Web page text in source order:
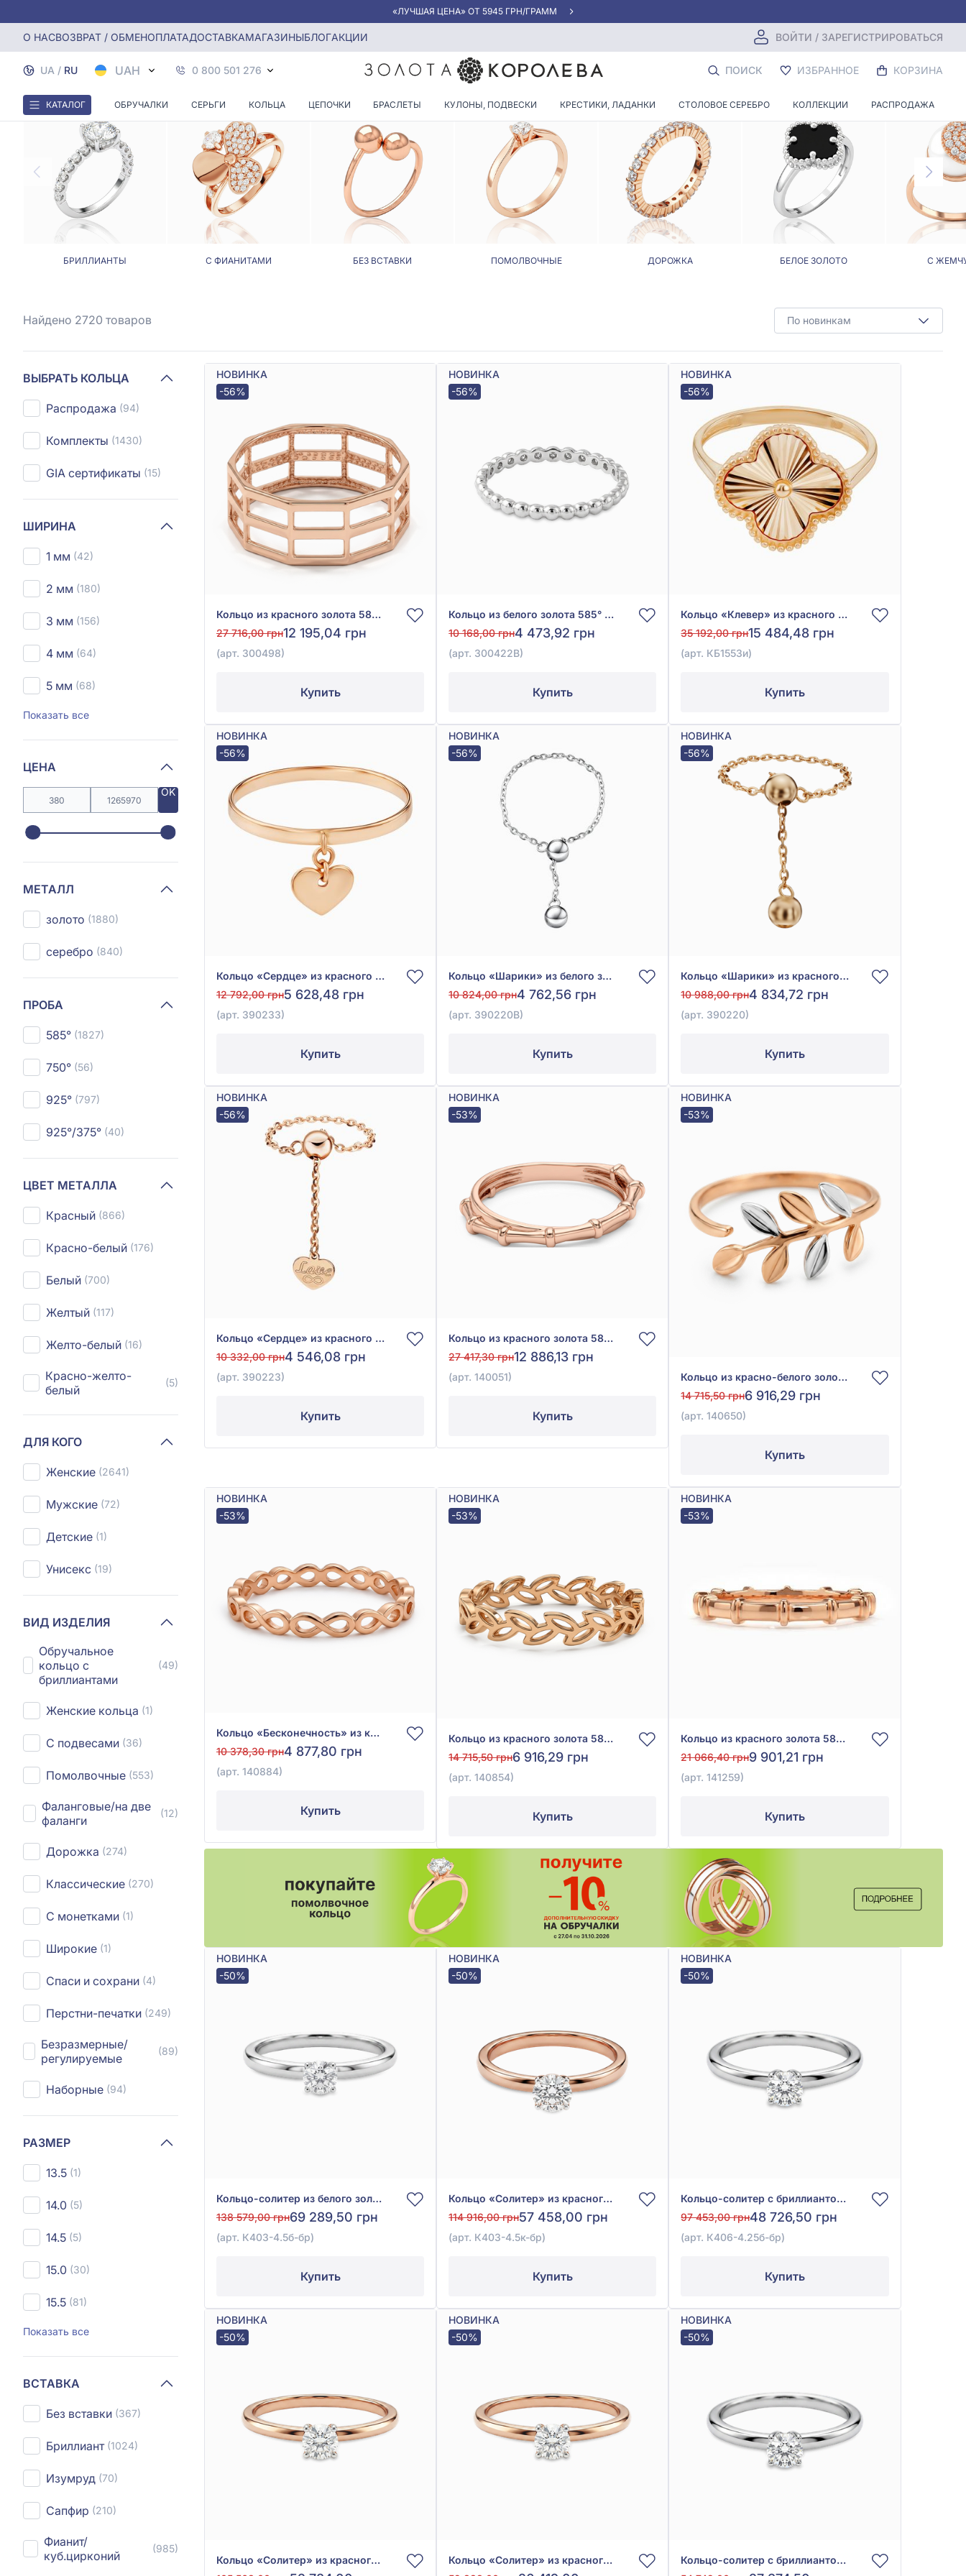
«ЛУЧШАЯ ЦЕНА» ОТ 5945 ГРН/ГРАММ
О НАСВОЗВРАТ / ОБМЕНОПЛАТАДОСТАВКАМАГАЗИНЫБЛОГАКЦИИ ВОЙТИ / ЗАРЕГИСТРИРОВАТЬСЯ
UA / RU UAH 0 800 501 276 ПОИСК ИЗБРАННОЕ КОРЗИНА
КАТАЛОГ ОБРУЧАЛКИ СЕРЬГИ КОЛЬЦА ЦЕПОЧКИ БРАСЛЕТЫ КУЛОНЫ, ПОДВЕСКИ КРЕСТИКИ, ЛАДАНКИ СТОЛОВОЕ СЕРЕБРО КОЛЛЕКЦИИ РАСПРОДАЖА
Главная Кольца Кольца, Каратность от 0,31 до 0,40
КОЛЬЦА, КАРАТНОСТЬ ОТ 0,31 ДО 0,40
БРИЛЛИАНТЫ С ФИАНИТАМИ БЕЗ ВСТАВКИ ПОМОЛВОЧНЫЕ ДОРОЖКА БЕЛОЕ ЗОЛОТО С
По новинкам
Найдено 2720 товаров
ВЫБРАТЬ КОЛЬЦА
Распродажа (94)
Комплекты (1430)
GIA сертификаты (15)
ШИРИНА
1 мм (42)
2 мм (180)
3 мм (156)
4 мм (64)
5 мм (68)
Показать все
ЦЕНА
OK
МЕТАЛЛ
золото (1880)
серебро (840)
ПРОБА
585° (1827)
750° (56)
925° (797)
925°/375° (40)
ЦВЕТ МЕТАЛЛА
Красный (866)
Красно-белый (176)
Белый (700)
Желтый (117)
Желто-белый (16)
Красно-желто-
белый
(5)
ДЛЯ КОГО
Женские (2641)
Мужские (72)
Детские (1)
Унисекс (19)
ВИД ИЗДЕЛИЯ
Обручальное
кольцо с
бриллиантами
(49)
Женские кольца (1)
С подвесами (36)
Помолвочные (553)
Фаланговые/на две
фаланги
(12)
Дорожка (274)
Классические (270)
С монетками (1)
Широкие (1)
Спаси и сохрани (4)
Перстни-печатки (249)
Безразмерные/
регулируемые
(89)
Наборные (94)
РАЗМЕР
13.5 (1)
14.0 (5)
14.5 (5)
15.0 (30)
15.5 (81)
Показать все
ВСТАВКА
Без вставки (367)
Бриллиант (1024)
Изумруд (70)
Сапфир (210)
Фианит/
куб.цирконий
(985)
НОВИНКА
-56%
Кольцо из красного золота 585° без вставки, арт. 300498
27 716,00 грн12 195,04 грн
(арт. 300498)
Купить
НОВИНКА
-56%
Кольцо из белого золота 585° без вставки, арт. 300422В
10 168,00 грн4 473,92 грн
(арт. 300422В)
Купить
НОВИНКА
-56%
Кольцо «Клевер» из красного золота 585° без вставки, арт. КБ1553и
35 192,00 грн15 484,48 грн
(арт. КБ1553и)
Купить
НОВИНКА
-56%
Кольцо «Сердце» из красного золота 585° без вставки, арт. 390233
12 792,00 грн5 628,48 грн
(арт. 390233)
Купить
НОВИНКА
-56%
Кольцо «Шарики» из белого золота 585° без вставки, арт. 390220В
10 824,00 грн4 762,56 грн
(арт. 390220В)
Купить
НОВИНКА
-56%
Кольцо «Шарики» из красного золота 585° без вставки, арт. 390220
10 988,00 грн4 834,72 грн
(арт. 390220)
Купить
НОВИНКА
-56%
Кольцо «Сердце» из красного золота 585° без вставки, арт. 390223
10 332,00 грн4 546,08 грн
(арт. 390223)
Купить
НОВИНКА
-53%
Кольцо из красного золота 585° без вставки, арт. 140051
27 417,30 грн12 886,13 грн
(арт. 140051)
Купить
НОВИНКА
-53%
Кольцо из красно-белого золота 585° без вставки, арт. 140650
14 715,50 грн6 916,29 грн
(арт. 140650)
Купить
НОВИНКА
-53%
Кольцо «Бесконечность» из красного золота 585°, без вставки, арт. 140884
10 378,30 грн4 877,80 грн
(арт. 140884)
Купить
НОВИНКА
-53%
Кольцо из красного золота 585° без вставки, арт. 140854
14 715,50 грн6 916,29 грн
(арт. 140854)
Купить
НОВИНКА
-53%
Кольцо из красного золота 585° без вставки, арт. 141259
21 066,40 грн9 901,21 грн
(арт. 141259)
Купить
НОВИНКА
-50%
Кольцо-солитер из белого золота 585° с бриллиантом 0,4ct, арт. К403-4.5б-бр
138 579,00 грн69 289,50 грн
(арт. К403-4.5б-бр)
Купить
НОВИНКА
-50%
Кольцо «Солитер» из красного золота 585° с бриллиантом 0,31ct, арт. К403-4.5к-бр
114 916,00 грн57 458,00 грн
(арт. К403-4.5к-бр)
Купить
НОВИНКА
-50%
Кольцо-солитер с бриллиантом 0,28ct из белого золота 585°, арт. К406-4.25б-бр
97 453,00 грн48 726,50 грн
(арт. К406-4.25б-бр)
Купить
НОВИНКА
-50%
Кольцо «Солитер» из красного золота 585° с бриллиантом 0,3ct, арт. К406-4.25-бр
НОВИНКА
-50%
Кольцо «Солитер» из красного золота 585° с бриллиантом 0,14ct, арт. К406-3.50-бр
НОВИНКА
-50%
Кольцо-солитер с бриллиантом 0,13ct из белого золота 585°, арт. К406-3.50б-бр